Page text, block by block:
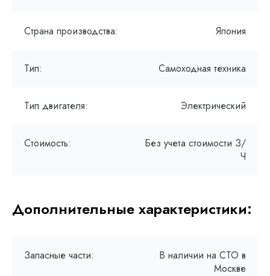
Страна производства: Япония
Тип: Самоходная техника
Тип двигателя: Электрический
Стоимость:
Без учета стоимости З/
Ч
Дополнительные характеристики:
Запасные части:
В наличии на СТО в
Москве